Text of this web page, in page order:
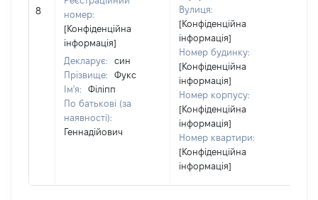
8
номер:
[Конфіденційна
інформація]
Декларує:
син
Прізвище:
Фукс
Ім'я:
Філіпп
По батькові (за
наявності):
Геннадійович
Вулиця:
[Конфіденційна
інформація]
Номер будинку:
[Конфіденційна
інформація]
Номер корпусу:
[Конфіденційна
інформація]
Номер квартири:
[Конфіденційна
інформація]